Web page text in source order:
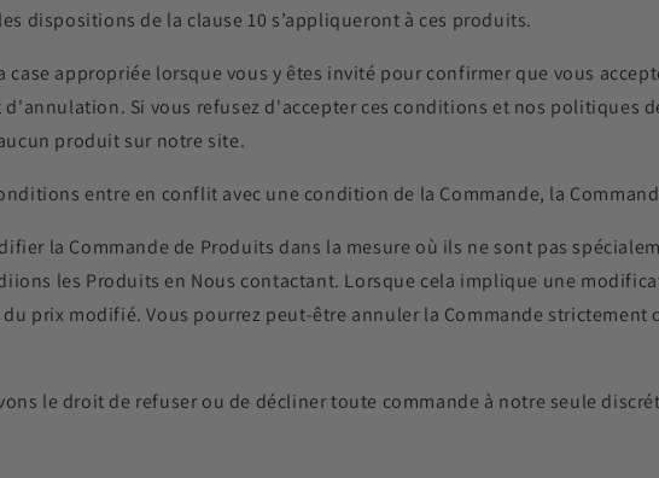
dispositions de la clause 10 s’appliqueront à ces produits.
case appropriée lorsque vous y êtes invité pour confirmer que vous
Si vous refusez d'accepter ces conditions et nos politiques
produit sur notre site.
entre en conflit avec une condition de la Commande, la
la Commande de Produits dans la mesure où ils ne sont pas
les Produits en Nous contactant. Lorsque cela implique une
prix modifié. Vous pourrez peut-être annuler la Commande strictement
le droit de refuser ou de décliner toute commande à notre seule